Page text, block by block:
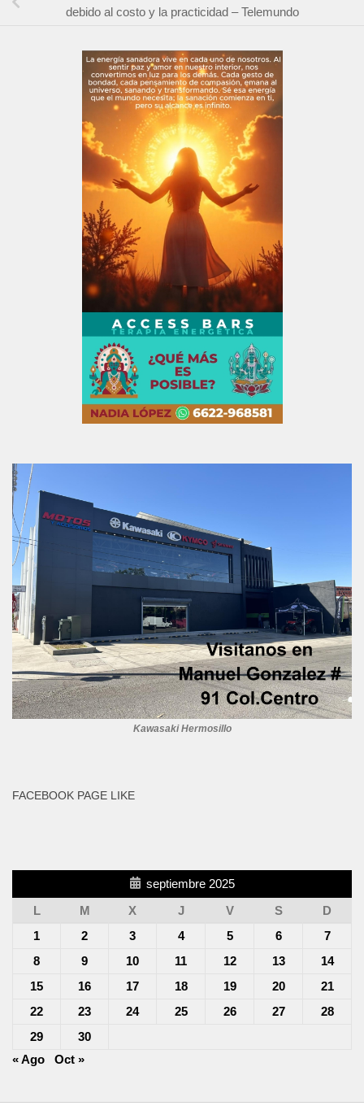
debido al costo y la practicidad – Telemundo
Kawasaki Hermosillo
FACEBOOK PAGE LIKE
septiembre 2025
L
M X J V S
D
1
2 3 4 5 6
7
8
9 10 11 12 13
14
15
16 17 18 19 20
21
22
23 24 25 26 27
28
29
30
« Ago
Oct »